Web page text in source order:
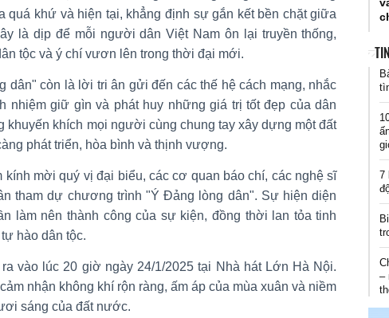
quá khứ và hiện tại, khẳng định sự gắn kết bền chặt giữa
là dịp để mỗi người dân Việt Nam ôn lại truyền thống,
tộc và ý chí vươn lên trong thời đại mới.
dân" còn là lời tri ân gửi đến các thế hệ cách mạng, nhắc
nhiệm giữ gìn và phát huy những giá trị tốt đẹp của dân
khuyến khích mọi người cùng chung tay xây dựng một đất
phát triển, hòa bình và thịnh vượng.
kính mời quý vị đại biểu, các cơ quan báo chí, các nghệ sĩ
tham dự chương trình "Ý Đảng lòng dân". Sự hiện diện
làm nên thành công của sự kiện, đồng thời lan tỏa tinh
hào dân tộc.
vào lúc 20 giờ ngày 24/1/2025 tại Nhà hát Lớn Hà Nội.
nhận không khí rộn ràng, ấm áp của mùa xuân và niềm
sáng của đất nước.
7
–